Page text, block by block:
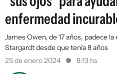
enfermedad
James Owen, de 17 años, padece
Stargardt desde que tenía 8 años
25 de enero 2024
8:13 hs